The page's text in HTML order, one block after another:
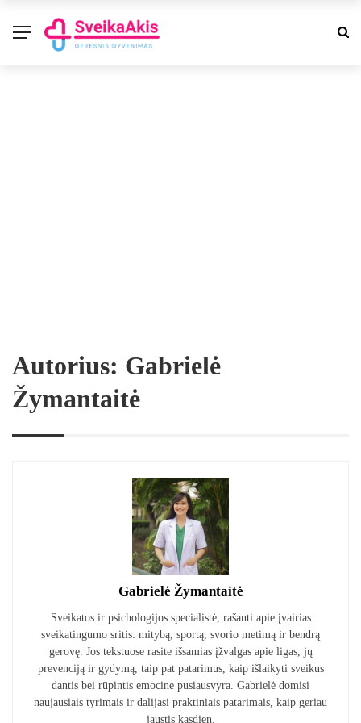
Autorius: Gabrielė
Žymantaitė
Gabrielė Žymantaitė
Sveikatos ir psichologijos specialistė, rašanti apie įvairias
sveikatingumo sritis: mitybą, sportą, svorio metimą ir bendrą
gerovę. Jos tekstuose rasite išsamias įžvalgas apie ligas, jų
prevenciją ir gydymą, taip pat patarimus, kaip išlaikyti sveikus
dantis bei rūpintis emocine pusiausvyra. Gabrielė domisi
naujausiais tyrimais ir dalijasi praktiniais patarimais, kaip geriau
jaustis kasdien.